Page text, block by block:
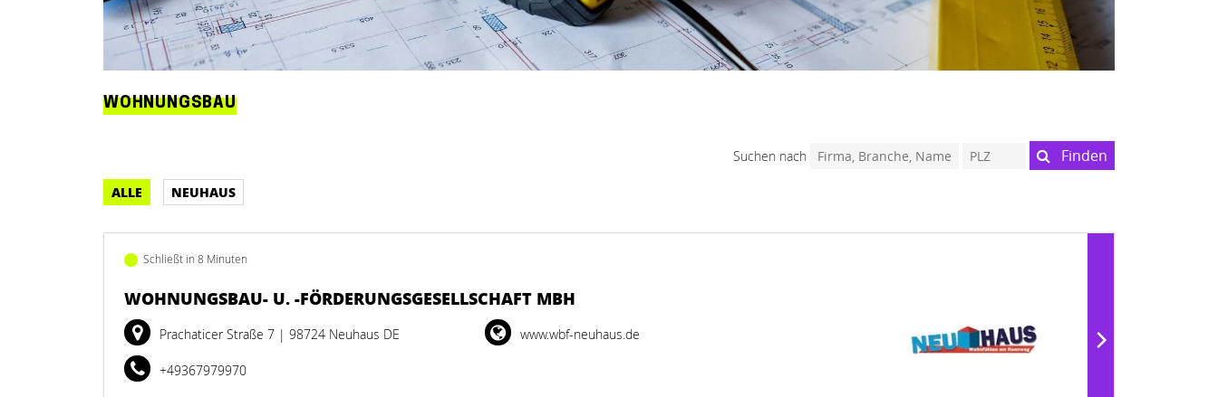
WOHNUNGSBAU
Suchen nach Finden
ALLE NEUHAUS
Schließt in 8 Minuten
WOHNUNGSBAU- U. -FÖRDERUNGSGESELLSCHAFT MBH
Prachaticer Straße 7 | 98724 Neuhaus DE
+49367979970
www.wbf-neuhaus.de